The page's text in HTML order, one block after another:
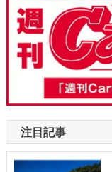
注目記事